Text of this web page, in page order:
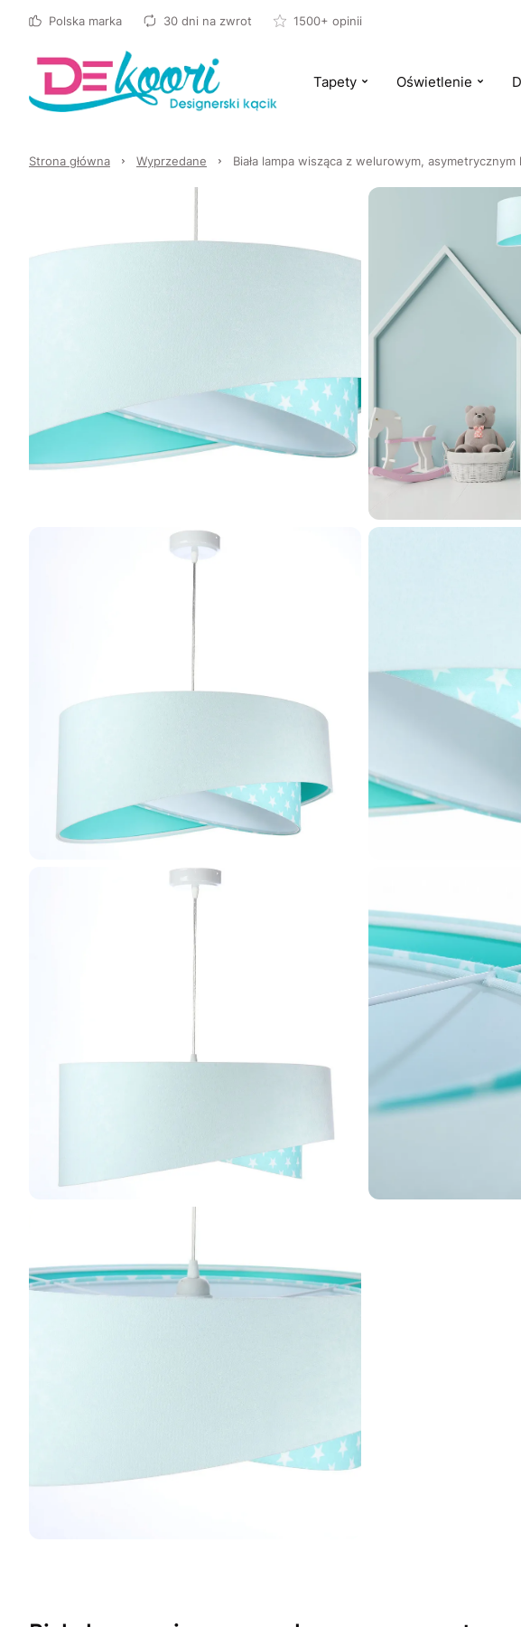
Polska marka 30 dni na zwrot 1500+ opinii
Tapety Oświetlenie
Strona główna Wyprzedane Biała lampa wisząca z welurowym,